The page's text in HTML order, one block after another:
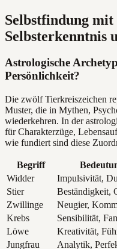
Selbstfindung mit
Selbsterkenntnis
Astrologische
Persönlichkeit?
Die zwölf Tierkreiszeichen
Muster, die in Mythen,
wiederkehren. In der
für Charakterzüge,
wie fundiert sind diese
Begriff
Widder
Impulsivität,
Stier
Beständigkeit,
Zwillinge
Neugier,
Krebs
Sensibilität,
Löwe
Kreativität,
Jungfrau
Analytik,